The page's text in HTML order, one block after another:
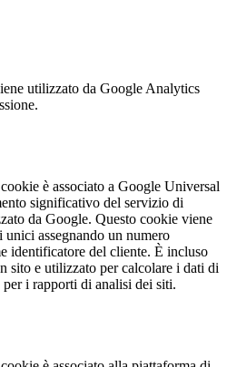
utilizzato da Google Analytics
è associato a Google Universal
significativo del servizio di
da Google. Questo cookie viene
assegnando un numero
identificatore del cliente. È incluso
sito e utilizzato per calcolare i dati di
i rapporti di analisi dei siti.